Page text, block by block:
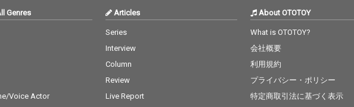
Genres
Voice Actor
Articles
Series
Interview
Column
Review
Live Report
About OTOTOY
What is OTOTOY?
会社概要
利用規約
プライバシー・ポリシー
特定商取引法に基づく表示